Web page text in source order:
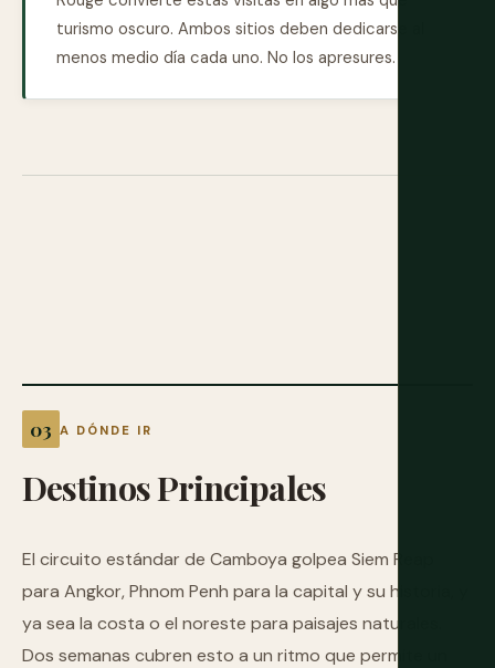
turismo oscuro. Ambos sitios deben dedicarse al
menos medio día cada uno. No los apresures.
A DÓNDE IR
DestinosPrincipales
El circuito estándar de Camboya golpea Siem Reap
para Angkor, Phnom Penh para la capital y su historia, y
ya sea la costa o el noreste para paisajes naturales.
Dos semanas cubren esto a un ritmo que permite un